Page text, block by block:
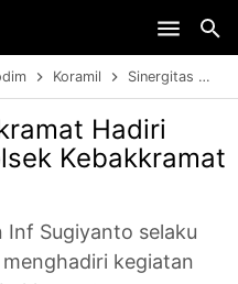
Koramil Sinergitas
Hadiri
Kebakkramat
Inf Sugiyanto selaku
kegiatan